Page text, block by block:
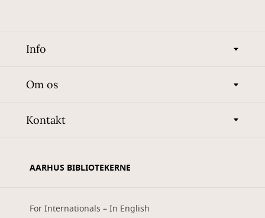
Info
Om os
Kontakt
AARHUS BIBLIOTEKERNE
For Internationals – In English